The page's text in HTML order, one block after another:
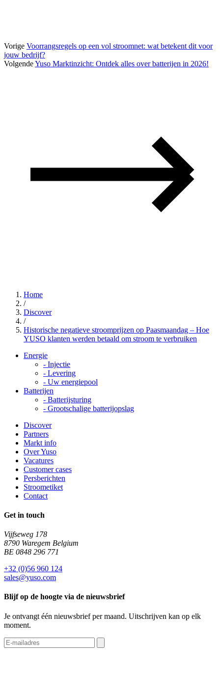
Vorige Voorrangsregels op een vol stroomnet: wat betekent dit voor
jouw bedrijf?
VolgendeYuso Marktinzicht: Ontdek alles over batterijen in 2026!
Home
/
Discover
/
Historische negatieve stroomprijzen op Paasmaandag – Hoe
YUSO klanten werden betaald om stroom te verbruiken
Energie
- Injectie
- Levering
- Uw energiepool
Batterijen
- Batterijsturing
- Grootschalige batterijopslag
Discover
Partners
Markt info
Over Yuso
Vacatures
Customer cases
Persberichten
Stroometiket
Contact
Get in touch
Vijfseweg 178
8790 Waregem Belgium
BE 0848 296 771
+32 (0)56 960 124
sales@yuso.com
Blijf op de hoogte via de nieuwsbrief
Je ontvangt één nieuwsbrief per maand. Uitschrijven kan op elk
moment.